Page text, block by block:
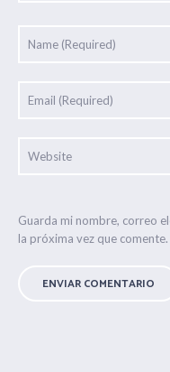
Guarda mi nombre, correo
la próxima vez que comente.